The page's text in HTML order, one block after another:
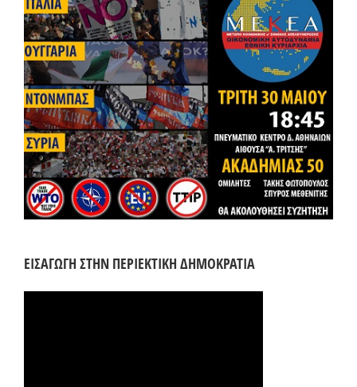
ΕΙΣΑΓΩΓΗ ΣΤΗΝ ΠΕΡΙΕΚΤΙΚΗ ΔΗΜΟΚΡΑΤΙΑ